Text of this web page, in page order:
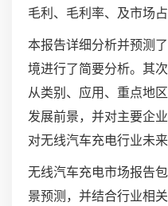
毛利、毛利率、及市场占
本报告详细分析并预测
境进行了简要分析。其
从类别、应用、重点地
发展前景，并对主要企
对无线汽车充电行业未
无线汽车充电市场报告
景预测，并结合行业相